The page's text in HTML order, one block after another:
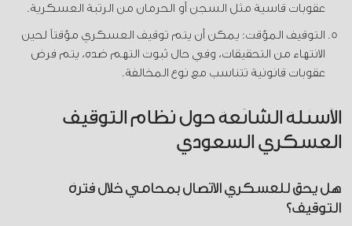
عقوبات قاسية مثل السجن أو الحرمان من الرتبة العسكرية.
التوقيف المؤقت: يمكن أن يتم توقيف العسكري مؤقتاً لحين
الانتهاء من التحقيقات، وفي حال ثبوت التهم ضده، يتم فرض
عقوبات قانونية تتناسب مع نوع المخالفة.
الأسئلة الشائعة حول نظام التوقيف
العسكري السعودي
هل يحق للعسكري الاتصال بمحامي خلال فترة
التوقيف؟